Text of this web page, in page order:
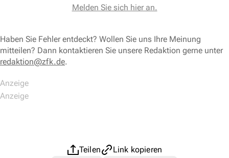
Melden Sie sich hier an.
Haben Sie Fehler entdeckt? Wollen Sie uns Ihre Meinung
mitteilen? Dann kontaktieren Sie unsere Redaktion gerne unter
redaktion@zfk.de.
Teilen
Link kopieren